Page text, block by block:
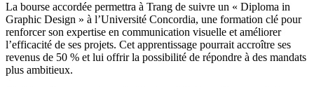
La bourse accordée permettra à Trang de suivre un « Diploma in
Graphic Design » à l’Université Concordia, une formation clé pour
renforcer son expertise en communication visuelle et améliorer
l’efficacité de ses projets. Cet apprentissage pourrait accroître ses
revenus de 50 % et lui offrir la possibilité de répondre à des mandats
plus ambitieux.